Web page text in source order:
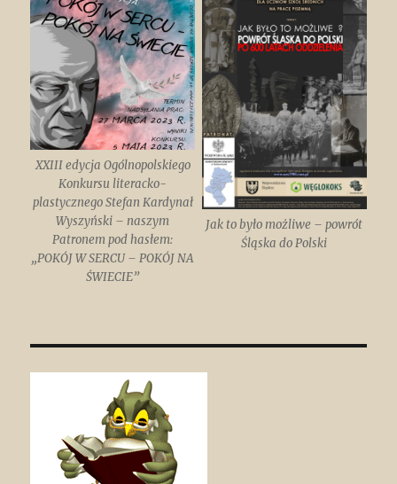
XXIII edycja Ogólnopolskiego
Konkursu literacko-
plastycznego Stefan Kardynał
Wyszyński – naszym
Patronem pod hasłem:
„POKÓJ W SERCU – POKÓJ NA
ŚWIECIE”
Jak to było możliwe – powrót
Śląska do Polski